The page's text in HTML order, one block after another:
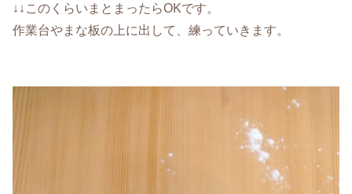
↓↓このくらいまとまったらOKです。
作業台やまな板の上に出して、練っていきます。